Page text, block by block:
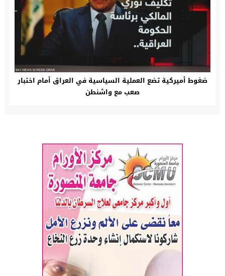
ضغوط أميركية تضع العملية السياسية في العراق أمام اختبار
صعب مع واشنطن